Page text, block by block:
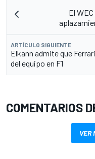
El
ARTÍCULO SIGUIENTE
Elkann admite que
del equipo en F1
COMENTARIOS
VER